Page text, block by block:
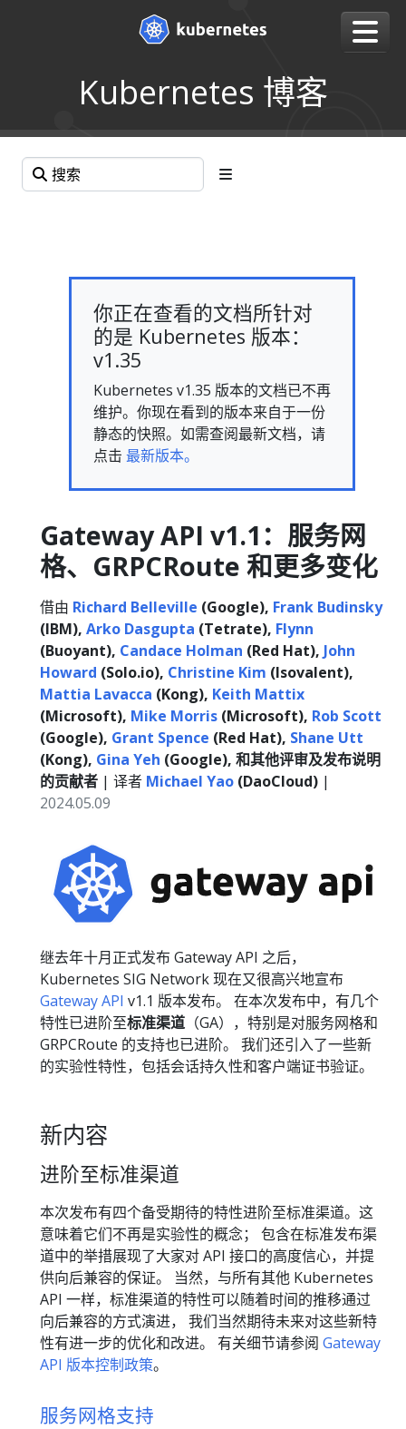
Kubernetes 博客
你正在查看的文档所针对
的是 Kubernetes 版本：
v1.35
Kubernetes v1.35 版本的文档已不再
维护。你现在看到的版本来自于一份
静态的快照。如需查阅最新文档，请
点击 最新版本。
Gateway API v1.1：服务网
格、GRPCRoute 和更多变化
借由 Richard Belleville (Google), Frank Budinsky
(IBM), Arko Dasgupta (Tetrate), Flynn
(Buoyant), Candace Holman (Red Hat), John
Howard (Solo.io), Christine Kim (Isovalent),
Mattia Lavacca (Kong), Keith Mattix
(Microsoft), Mike Morris (Microsoft), Rob Scott
(Google), Grant Spence (Red Hat), Shane Utt
(Kong), Gina Yeh (Google), 和其他评审及发布说明
的贡献者 | 译者 Michael Yao (DaoCloud) |
2024.05.09
继去年十月正式发布 Gateway API 之后，
Kubernetes SIG Network 现在又很高兴地宣布
Gateway API v1.1 版本发布。 在本次发布中，有几个
特性已进阶至标准渠道 （GA），特别是对服务网格和
GRPCRoute 的支持也已进阶。 我们还引入了一些新
的实验性特性，包括会话持久性和客户端证书验证。
新内容
进阶至标准渠道
本次发布有四个备受期待的特性进阶至标准渠道。这
意味着它们不再是实验性的概念； 包含在标准发布渠
道中的举措展现了大家对 API 接口的高度信心，并提
供向后兼容的保证。 当然，与所有其他 Kubernetes
API 一样，标准渠道的特性可以随着时间的推移通过
向后兼容的方式演进， 我们当然期待未来对这些新特
性有进一步的优化和改进。 有关细节请参阅 Gateway
API 版本控制政策。
服务网格支持